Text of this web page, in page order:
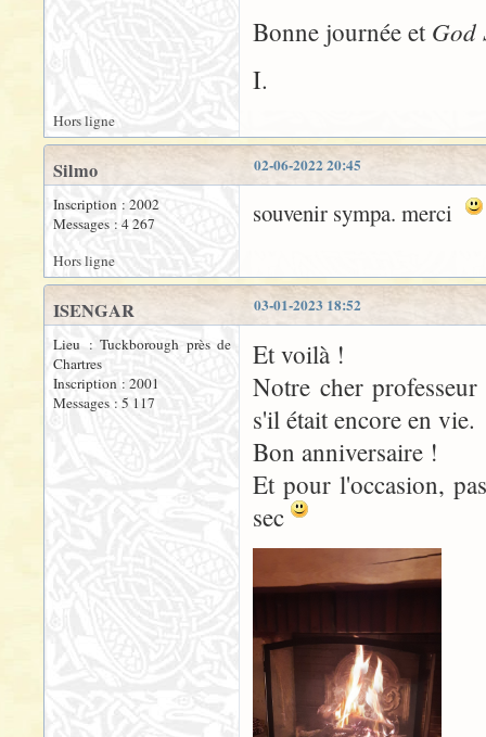
Bonne journée et God
I.
Hors ligne
02-06-2022 20:45
Silmo
Inscription : 2002
Messages : 4 267
souvenir sympa. merci
Hors ligne
03-01-2023 18:52
ISENGAR
Lieu : Tuckborough près de
Chartres
Inscription : 2001
Messages : 5 117
Et voilà !
Notre cher
s'il était encore en vie.
Bon anniversaire !
Et pour l'occasion,
sec